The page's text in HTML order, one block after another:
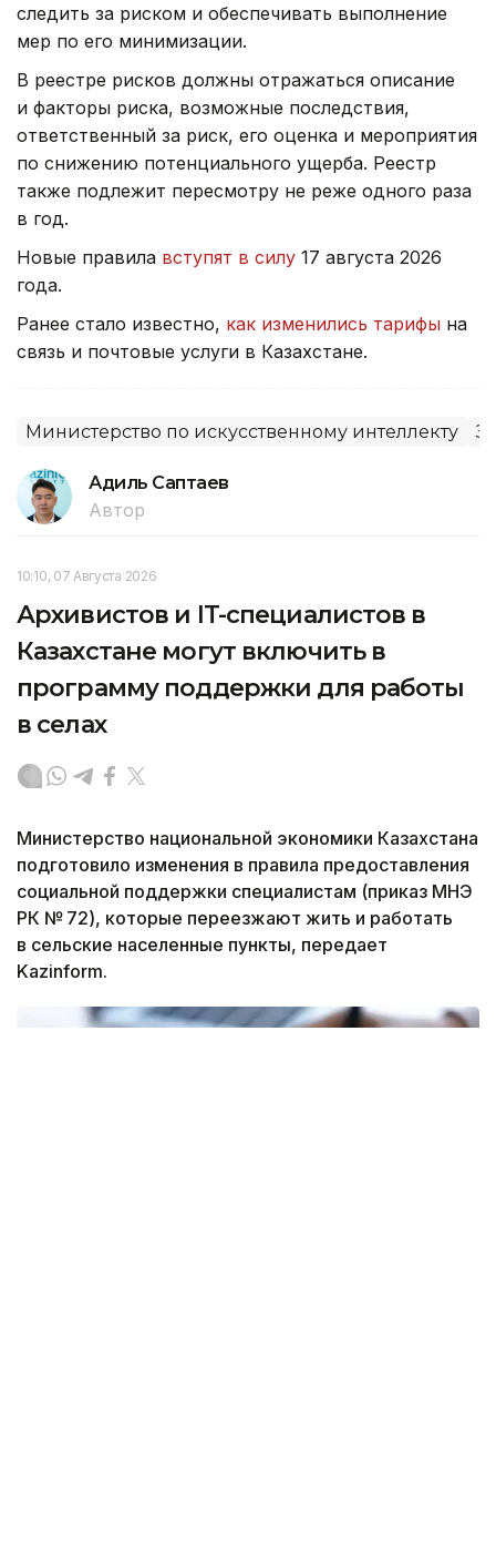
следить за риском и обеспечивать выполнение
мер по его минимизации.
В реестре рисков должны отражаться описание
и факторы риска, возможные последствия,
ответственный за риск, его оценка и мероприятия
по снижению потенциального ущерба. Реестр
также подлежит пересмотру не реже одного раза
в год.
Новые правила вступят в силу 17 августа 2026
года.
Ранее стало известно, как изменились тарифы на
связь и почтовые услуги в Казахстане.
Министерство по искусственному интеллекту
Адиль Саптаев
Автор
10:10, 07 Августа 2026
Архивистов и IT-специалистов в
Казахстане могут включить в
программу поддержки для работы
в селах
Министерство национальной экономики Казахстана
подготовило изменения в правила предоставления
социальной поддержки специалистам (приказ МНЭ
РК № 72), которые переезжают жить и работать
в сельские населенные пункты, передает
Kazinform.